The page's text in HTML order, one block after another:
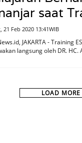
saat
21 Feb 2020 13:41WIB
JAKARTA - Training
langsung oleh DR.
LOAD MORE